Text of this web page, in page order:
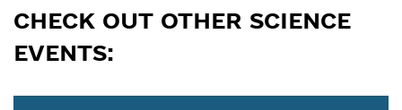
CHECK OUT OTHER SCIENCE
EVENTS: